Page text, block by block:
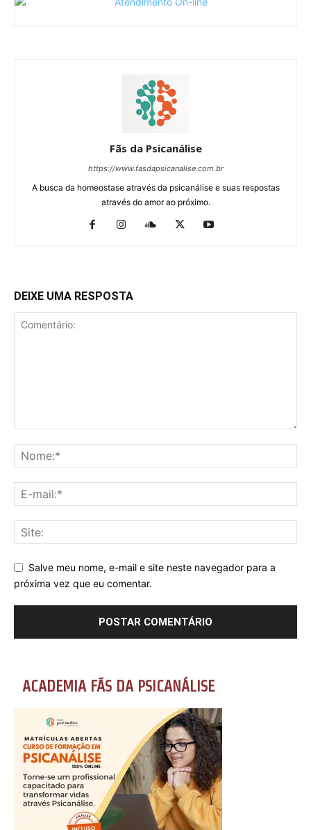
Fãs da Psicanálise
https://www.fasdapsicanalise.com.br
A busca da homeostase através da psicanálise e suas respostas
através do amor ao próximo.
DEIXE UMA RESPOSTA
Salve meu nome, e-mail e site neste navegador para a
próxima vez que eu comentar.
ACADEMIA FÃS DA PSICANÁLISE